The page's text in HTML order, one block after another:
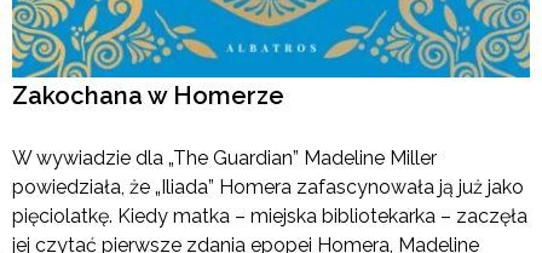
Zakochana w Homerze
W wywiadzie dla „The Guardian” Madeline Miller
powiedziała, że „Iliada” Homera zafascynowała ją już jako
pięciolatkę. Kiedy matka – miejska bibliotekarka – zaczęła
jej czytać pierwsze zdania epopei Homera, Madeline